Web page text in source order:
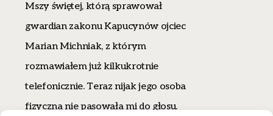
Mszy świętej, którą sprawował
gwardian zakonu Kapucynów ojciec
Marian Michniak, z którym
rozmawiałem już kilkukrotnie
telefonicznie. Teraz nijak jego osoba
fizyczna nie pasowała mi do głosu.